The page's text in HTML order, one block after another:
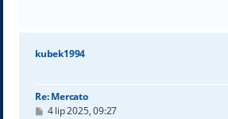
kubek1994
Re: Mercato
P4 lip 2025, 09:27